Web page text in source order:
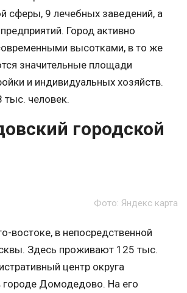
сферы, 9 лечебных заведений, а
Город активно
высотками, в то же
значительные площади
и индивидуальных хозяйств.
тыс. человек.
городской
Фото: Яндекс карта
востоке, в непосредственной
Здесь проживают 125 тыс.
центр округа
городе Домодедово. На его